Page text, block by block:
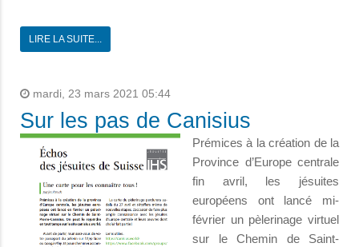
LIRE LA SUITE...
mardi, 23 mars 2021 05:44
Sur les pas de Canisius
Prémices à la création de la
Province d’Europe centrale
fin avril, les jésuites
européens ont lancé mi-
février un pèlerinage virtuel
sur le Chemin de Saint-